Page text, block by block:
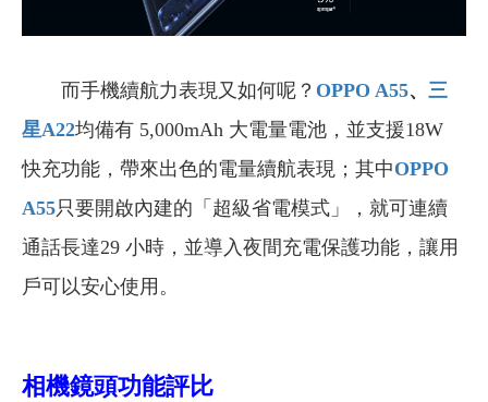
而手機續航力表現又如何呢？ OPPO A55、 三
星A22均備有 5,000mAh 大電量電池，並支援18W
快充功能，帶來出色的電量續航表現；其中OPPO
A55只要開啟內建的「超級省電模式」，就可連續
通話長達29 小時，並導入夜間充電保護功能，讓用
戶可以安心使用。
相機鏡頭功能評比